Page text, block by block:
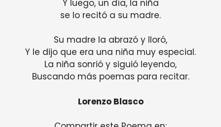
Y luego, un día, la niña
se lo recitó a su madre.
Su madre la abrazó y lloró,
Y le dijo que era una niña muy especial.
La niña sonrió y siguió leyendo,
Buscando más poemas para recitar.
Lorenzo Blasco